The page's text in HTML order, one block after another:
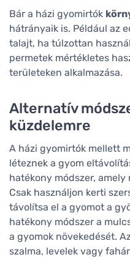
Bár a házi gyomirtók
hátrányaik is. Például az
talajt, ha túlzottan
permetek mértékletes
területeken alkalmazása.
Alternatív
küzdelemre
A házi gyomirtók mellett
léteznek a gyom
hatékony módszer,
Csak használjon kerti
távolítsa el a gyomot a
hatékony módszer a
a gyomok növekedését.
szalma, levelek vagy